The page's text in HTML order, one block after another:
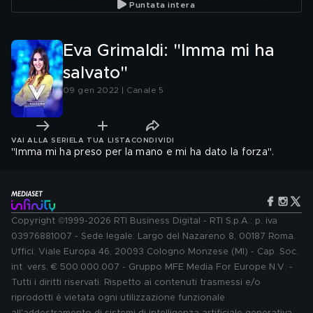
Puntata intera
Eva Grimaldi: "Imma mi ha
salvato"
09 gen 2022 | Canale 5
VAI ALLA SERIE LA TUA LISTA CONDIVIDI
"Imma mi ha preso per la mano e mi ha dato la forza".
Copyright ©1999-2026 RTI Business Digital - RTI S.p.A.: p. iva
03976881007 - Sede legale: Largo del Nazareno 8, 00187 Roma.
Uffici: Viale Europa 46, 20093 Cologno Monzese (MI) - Cap. Soc.
int. vers. € 500.000.007 - Gruppo MFE Media For Europe N.V. -
Tutti i diritti riservati. Rispetto ai contenuti trasmessi e/o
riprodotti è vietata ogni utilizzazione funzionale